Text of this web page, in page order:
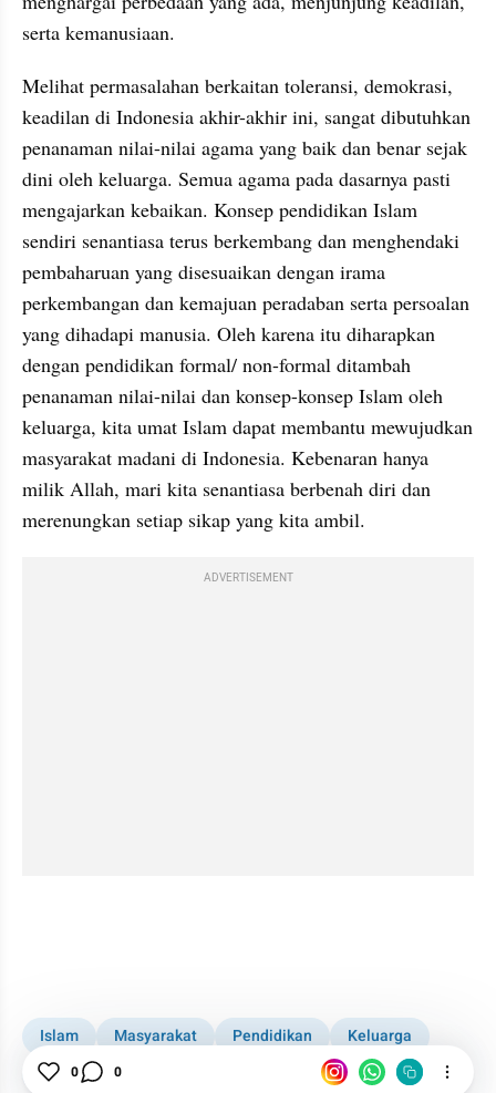
serta kemanusiaan.
Melihat permasalahan berkaitan toleransi, demokrasi,
keadilan di Indonesia akhir-akhir ini, sangat dibutuhkan
penanaman nilai-nilai agama yang baik dan benar sejak
dini oleh keluarga. Semua agama pada dasarnya pasti
mengajarkan kebaikan. Konsep pendidikan Islam
sendiri senantiasa terus berkembang dan menghendaki
pembaharuan yang disesuaikan dengan irama
perkembangan dan kemajuan peradaban serta persoalan
yang dihadapi manusia. Oleh karena itu diharapkan
dengan pendidikan formal/ non-formal ditambah
penanaman nilai-nilai dan konsep-konsep Islam oleh
keluarga, kita umat Islam dapat membantu mewujudkan
masyarakat madani di Indonesia. Kebenaran hanya
milik Allah, mari kita senantiasa berbenah diri dan
merenungkan setiap sikap yang kita ambil.
ADVERTISEMENT
Islam Masyarakat Pendidikan
Keluarga
Toleransi
Pameran Edukasi Islam
0 0